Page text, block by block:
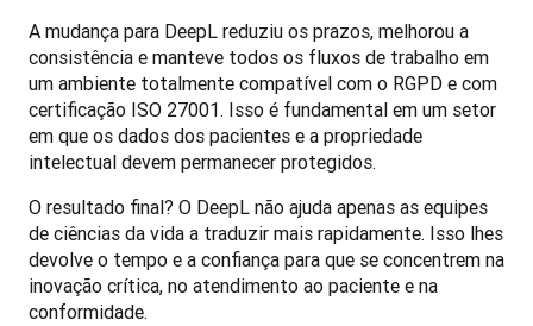
A mudança para DeepL reduziu os prazos, melhorou a
consistência e manteve todos os fluxos de trabalho em
um ambiente totalmente compatível com o RGPD e com
certificação ISO 27001. Isso é fundamental em um setor
em que os dados dos pacientes e a propriedade
intelectual devem permanecer protegidos.
O resultado final? O DeepL não ajuda apenas as equipes
de ciências da vida a traduzir mais rapidamente. Isso lhes
devolve o tempo e a confiança para que se concentrem na
inovação crítica, no atendimento ao paciente e na
conformidade.